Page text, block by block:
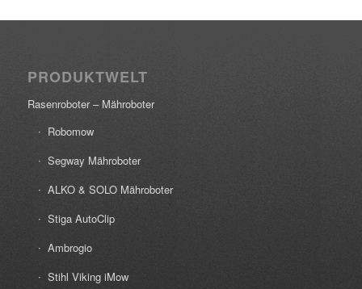
PRODUKTWELT
Rasenroboter – Mähroboter
Robomow
Segway Mähroboter
ALKO & SOLO Mähroboter
Stiga AutoClip
Ambrogio
Stihl Viking iMow